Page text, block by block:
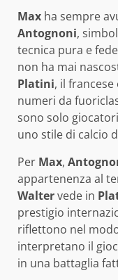
Max ha sempre
Antognoni,
tecnica pura e
non ha mai
Platini, il
numeri da
sono solo
uno stile di calcio
Per Max,
appartenenza al
Waltervede in
prestigio
riflettono nel
interpretano il
in una battaglia